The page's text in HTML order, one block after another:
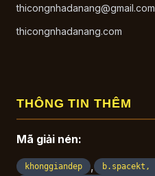
thicongnhadanang@gmail.com
thicongnhadanang.com
THÔNG TIN THÊM
Mã giải nén:
khonggiandep ,
b.spacekt,